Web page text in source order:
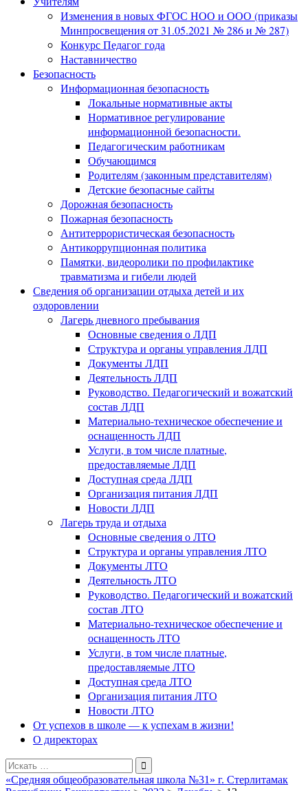
Изменения в новых ФГОС НОО и ООО (приказы
Минпросвещения от 31.05.2021 № 286 и № 287)
Конкурс Педагог года
Наставничество
Безопасность
Информационная безопасность
Локальные нормативные акты
Нормативное регулирование
информационной безопасности.
Педагогическим работникам
Обучающимся
Родителям (законным представителям)
Детские безопасные сайты
Дорожная безопасность
Пожарная безопасность
Антитеррористическая безопасность
Антикоррупционная политика
Памятки, видеоролики по профилактике
травматизма и гибели людей
Сведения об организации отдыха детей и их
оздоровлении
Лагерь дневного пребывания
Основные сведения о ЛДП
Структура и органы управления ЛДП
Документы ЛДП
Деятельность ЛДП
Руководство. Педагогический и вожатский
состав ЛДП
Материально-техническое обеспечение и
оснащенность ЛДП
Услуги, в том числе платные,
предоставляемые ЛДП
Доступная среда ЛДП
Организация питания ЛДП
Новости ЛДП
Лагерь труда и отдыха
Основные сведения о ЛТО
Структура и органы управления ЛТО
Документы ЛТО
Деятельность ЛТО
Руководство. Педагогический и вожатский
состав ЛТО
Материально-техническое обеспечение и
оснащенность ЛТО
Услуги, в том числе платные,
предоставляемые ЛТО
Доступная среда ЛТО
Организация питания ЛТО
Новости ЛТО
От успехов в школе — к успехам в жизни!
О директорах
Поиск
для:
«Средняя общеобразовательная школа №31» г. Стерлитамак